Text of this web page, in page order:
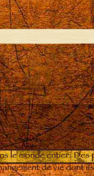
le monde entier.
de vie dont